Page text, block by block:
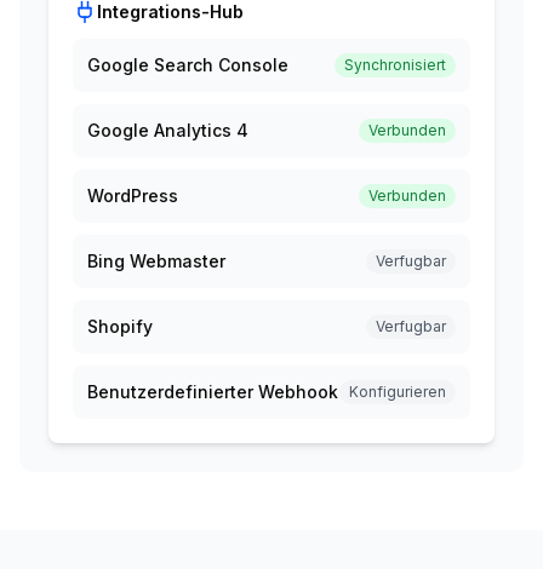
Berichte
Analysen
Integrations-Hub
Google Search Console Synchronisiert
Google Analytics 4 Verbunden
WordPress Verbunden
Bing Webmaster Verfugbar
Shopify Verfugbar
Benutzerdefinierter Webhook Konfigurieren